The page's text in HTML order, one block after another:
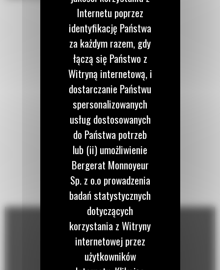
Internetu poprzez
identyfikację Państwa
za każdym razem, gdy
łączą się Państwo z
Witryną internetową, i
dostarczanie Państwu
spersonalizowanych
usług dostosowanych
do Państwa potrzeb
lub (ii) umożliwienie
Bergerat Monnoyeur
Sp. z o.o prowadzenia
badań statystycznych
dotyczących
korzystania z Witryny
internetowej przez
użytkowników